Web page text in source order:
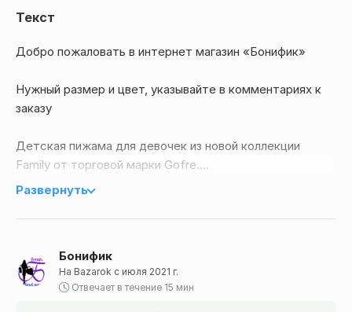
Бонифик
На Bazarok с июля 2021 г.
Отвечает в течение 15 мин
Текст
Добро пожаловать в интернет магазин «Бонифик»
Нужный размер и цвет, указывайте в комментариях к
заказу
Детская пижама для девочек из новой коллекции
Family от торговой марки Gofre.
оптимальным добавлением эластана.
Состоит из красной кофты с длинным рукавом и
рисунком спереди и серых меленжевых штанов.
Развернуть